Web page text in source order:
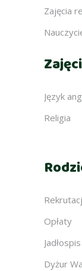
Zajęcia
Język
Religia
Opłaty
Jadłospis
Dyżur